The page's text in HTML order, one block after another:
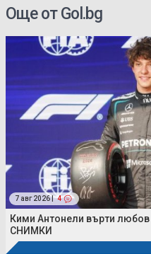
Още от Gol.bg
7 авг 2026 | 4
Кими Антонели върти
СНИМКИ